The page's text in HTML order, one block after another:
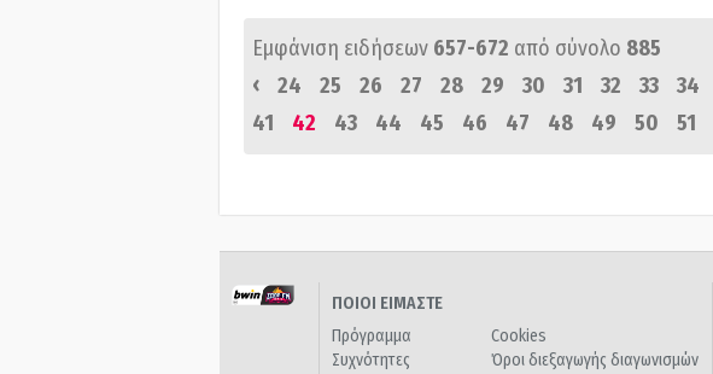
Εμφάνιση ειδήσεων 657-672 από σύνολο 885
‹
24 25 26 27 28 29 30 31 32 33 34
41
42 43 44 45 46 47 48 49 50 51
ΠΟΙΟΙ ΕΙΜΑΣΤΕ
Πρόγραμμα
Συχνότητες
Cookies
Όροι διεξαγωγής διαγωνισμών